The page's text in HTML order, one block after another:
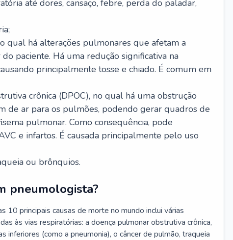
até dores, cansaço, febre, perda do paladar,
qual há alterações pulmonares que afetam a
paciente. Há uma redução significativa na
principalmente tosse e chiado. É comum em
crônica (DPOC), no qual há uma obstrução
de ar para os pulmões, podendo gerar quadros de
pulmonar. Como consequência, pode
e infartos. É causada principalmente pelo uso
ou brônquios.
pneumologista?
10 principais causas de morte no mundo inclui várias
às vias respiratórias: a doença pulmonar obstrutiva crônica,
inferiores (como a pneumonia), o câncer de pulmão, traqueia